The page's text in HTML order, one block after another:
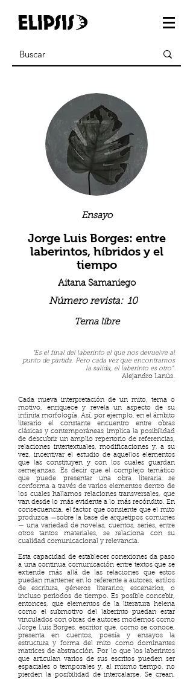
Ensayo
Jorge Luis Borges: entre
laberintos, híbridos y el
tiempo
Aitana Samaniego
Número revista: 10
Tema libre
“Es el final del laberinto el que nos devuelve al
punto de partida. Pero cada vez que encontramos
la salida, el laberinto es otro”.
Alejandro Lanús.
Cada nueva interpretación de un mito, tema o
motivo, enriquece y revela un aspecto de su
infinita morfología. Así, por ejemplo, en el ámbito
literario el constante encuentro entre obras
clásicas y contemporáneas implica la posibilidad
de descubrir un amplio repertorio de referencias,
relaciones intertextuales, modificaciones y, a su
vez, incentivar el estudio de aquellos elementos
que las constituyen y con los cuales guardan
semejanzas. Es decir que el complejo temático
que puede presentar una obra literaria se
conforma a través de varios elementos dentro de
los cuales hallamos relaciones transversales, que
van desde lo más evidente a lo más recóndito. En
consecuencia, el factor que consiente que el mito
produzca —sobre la base de arquetipos comunes
— una variedad de novelas, cuentos, series, entre
otros tantos materiales, se relaciona con su
cualidad comunicacional y relevancia.
Esta capacidad de establecer conexiones da paso
a una continua comunicación entre textos que se
extiende más allá de las relaciones que estos
puedan mantener en lo referente a autores, estilos
de escritura, géneros literarios, escenarios, o
incluso periodos de tiempo. Es posible concebir,
entonces, que elementos de la literatura helena
como el submotivo del laberinto puedan estar
vinculados con obras de autores modernos como
Jorge Luis Borges, escritor que, como se conoce,
presenta en cuentos, poesía y ensayos la
estructura y forma del mito como dominantes
matrices de abstracción. Por lo que los laberintos
que articulan varios de sus escritos pueden ser
espaciales o temporales y, al mismo tiempo, no
pierden la posibilidad de intercalarse. Se crean,